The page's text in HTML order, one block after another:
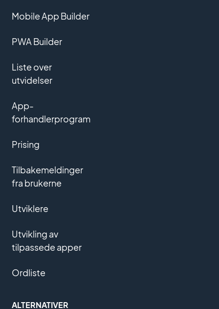
Mobile App Builder
PWA Builder
Liste over
utvidelser
App-
forhandlerprogram
Prising
Tilbakemeldinger
fra brukerne
Utviklere
Utvikling av
tilpassede apper
Ordliste
ALTERNATIVER